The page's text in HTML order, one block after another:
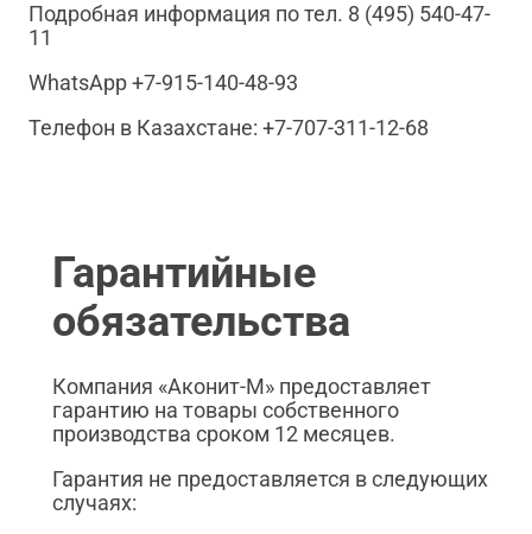
Подробная информация по тел. 8 (495) 540-47-
11
WhatsApp +7-915-140-48-93
Телефон в Казахстане: +7-707-311-12-68
Гарантийные
обязательства
Компания «Аконит-М» предоставляет
гарантию на товары собственного
производства сроком 12 месяцев.
Гарантия не предоставляется в следующих
случаях: